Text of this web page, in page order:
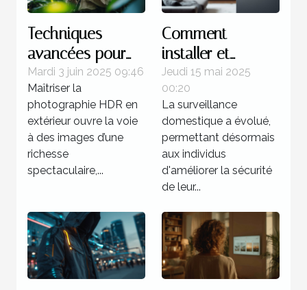
Techniques
avancées pour
maîtriser la
photographie
HDR en extérieur
Mardi 3 juin 2025 09:46
Maîtriser la
photographie HDR en
extérieur ouvre la voie
à des images d’une
richesse
spectaculaire,...
Comment
installer et
configurer une
caméra discrète
chez soi
Jeudi 15 mai 2025
00:20
La surveillance
domestique a évolué,
permettant désormais
aux individus
d'améliorer la sécurité
de leur...